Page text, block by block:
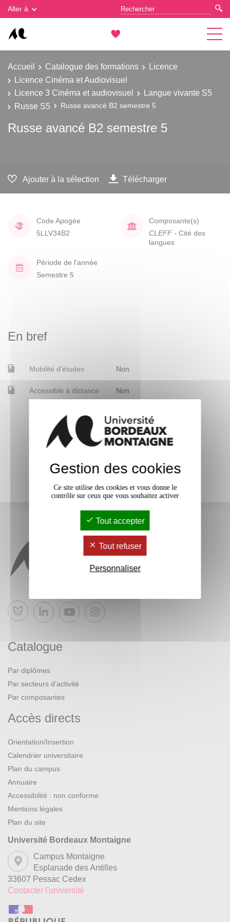
Aller à
Accueil Catalogue des formations
Licence
Licence Cinéma et Audiovisuel
Licence 3 Cinéma et audiovisuel
Langue vivante S5
Russe S5
Russe avancé B2 semestre 5
Russe avancé B2 semestre 5
Ajouter à la sélection Télécharger
Code Apogée
5LLV34B2
Composante(s)
CLEFF - Cité des
langues
Période de l'année
Semestre 5
En bref
Mobilité d'études Non
Accessible à distance Non
Bluesky
Catalogue
Par diplômes
Par secteurs d’activité
Par composantes
Accès directs
Orientation/Insertion
Calendrier universitaire
Plan du campus
Annuaire
Accessibilité : non conforme
Mentions légales
Plan du site
Université Bordeaux Montaigne
Campus Montaigne
Esplanade des Antilles
33607 Pessac Cedex
Contacter l'université
Gestion des cookies
Gestion des cookies
Ce site utilise des cookies et vous donne le
contrôle sur ceux que vous souhaitez activer
Tout accepter
Tout refuser
Personnaliser